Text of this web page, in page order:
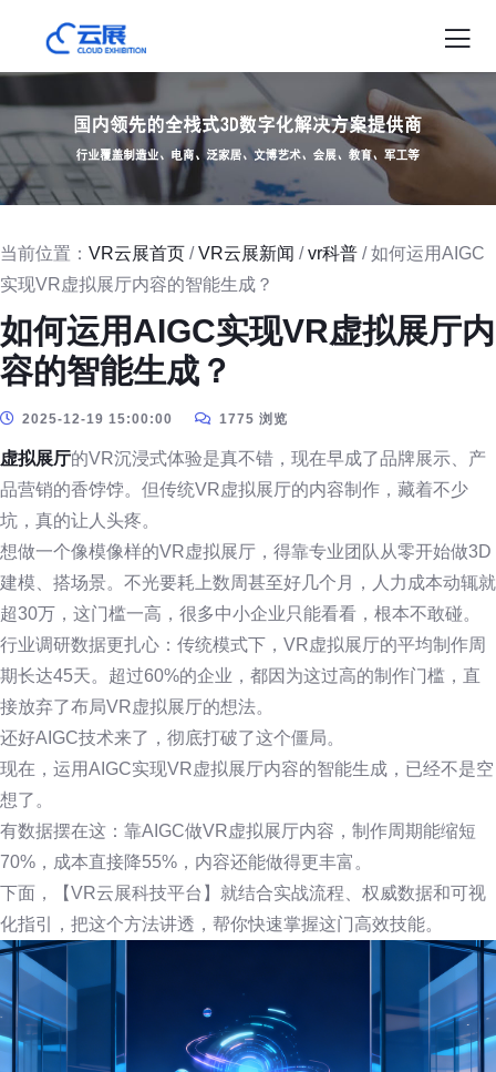
当前位置： VR云展首页 /VR云展新闻 /vr科普 / 如何运用AIGC
实现VR虚拟展厅内容的智能生成？
如何运用AIGC实现VR虚拟展厅内
容的智能生成？
2025-12-19 15:00:00 1775 浏览
虚拟展厅的VR沉浸式体验是真不错，现在早成了品牌展示、产
品营销的香饽饽。但传统VR虚拟展厅的内容制作，藏着不少
坑，真的让人头疼。
想做一个像模像样的VR虚拟展厅，得靠专业团队从零开始做3D
建模、搭场景。不光要耗上数周甚至好几个月，人力成本动辄就
超30万，这门槛一高，很多中小企业只能看看，根本不敢碰。
行业调研数据更扎心：传统模式下，VR虚拟展厅的平均制作周
期长达45天。超过60%的企业，都因为这过高的制作门槛，直
接放弃了布局VR虚拟展厅的想法。
还好AIGC技术来了，彻底打破了这个僵局。
现在，运用AIGC实现VR虚拟展厅内容的智能生成，已经不是空
想了。
有数据摆在这：靠AIGC做VR虚拟展厅内容，制作周期能缩短
70%，成本直接降55%，内容还能做得更丰富。
下面，【VR云展科技平台】就结合实战流程、权威数据和可视
化指引，把这个方法讲透，帮你快速掌握这门高效技能。